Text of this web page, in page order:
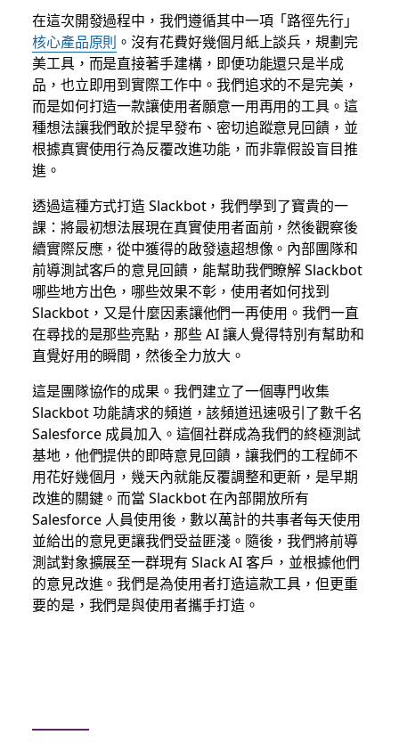
在這次開發過程中，我們遵循其中一項「路徑先行」
核心產品原則 。沒有花費好幾個月紙上談兵，規劃完
美工具，而是直接著手建構，即便功能還只是半成
品，也立即用到實際工作中。我們追求的不是完美，
而是如何打造一款讓使用者願意一用再用的工具。這
種想法讓我們敢於提早發布、密切追蹤意見回饋，並
根據真實使用行為反覆改進功能，而非靠假設盲目推
進。
透過這種方式打造 Slackbot，我們學到了寶貴的一
課：將最初想法展現在真實使用者面前，然後觀察後
續實際反應，從中獲得的啟發遠超想像。內部團隊和
前導測試客戶的意見回饋，能幫助我們瞭解 Slackbot
哪些地方出色，哪些效果不彰，使用者如何找到
Slackbot，又是什麼因素讓他們一再使用。我們一直
在尋找的是那些亮點，那些 AI 讓人覺得特別有幫助和
直覺好用的瞬間，然後全力放大。
這是團隊協作的成果。我們建立了一個專門收集
Slackbot 功能請求的頻道，該頻道迅速吸引了數千名
Salesforce 成員加入。這個社群成為我們的終極測試
基地，他們提供的即時意見回饋，讓我們的工程師不
用花好幾個月，幾天內就能反覆調整和更新，是早期
改進的關鍵。而當 Slackbot 在內部開放所有
Salesforce 人員使用後，數以萬計的共事者每天使用
並給出的意見更讓我們受益匪淺。隨後，我們將前導
測試對象擴展至一群現有 Slack AI 客戶，並根據他們
的意見改進。我們是為使用者打造這款工具，但更重
要的是，我們是與使用者攜手打造。